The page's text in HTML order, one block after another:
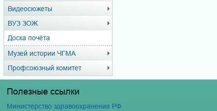
Видеосюжеты
ВУЗ ЗОЖ
Доска почёта
Музей истории ЧГМА
Профсоюзный комитет
Полезные ссылки
Министерство здравоохранения РФ